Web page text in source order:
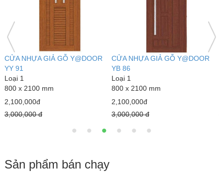
CỬA NHỰA GIẢ GỖ Y@DOOR
YY 91
Loại 1
800 x 2100 mm
2,100,000đ
3,000,000 đ
CỬA NHỰA GIẢ GỖ Y@DOOR
YB 86
Loại 1
800 x 2100 mm
2,100,000đ
3,000,000 đ
Sản phẩm bán chạy